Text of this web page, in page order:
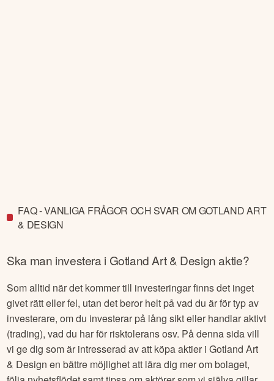
FAQ - VANLIGA FRÅGOR OCH SVAR OM GOTLAND ART
& DESIGN
Ska man investera i Gotland Art & Designaktie?
Som alltid när det kommer till investeringar finns det inget
givet rätt eller fel, utan det beror helt på vad du är för typ av
investerare, om du investerar på lång sikt eller handlar aktivt
(trading), vad du har för risktolerans osv. På denna sida vill
vi ge dig som är intresserad av att köpa aktier iGotland Art
& Design en bättre möjlighet att lära dig mer om bolaget,